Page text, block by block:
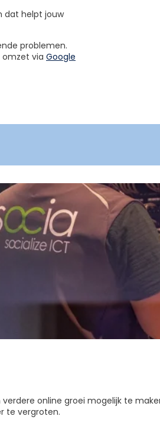
dat helpt jouw
problemen.
omzet via Google
online groei mogelijk te
te vergroten.